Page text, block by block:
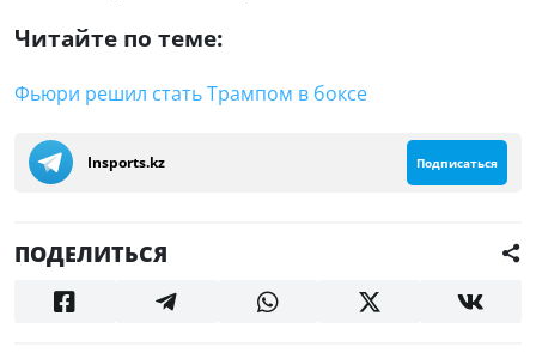
Читайте по теме:
Фьюри решил стать Трампом в боксе
Insports.kz Подписаться
ПОДЕЛИТЬСЯ